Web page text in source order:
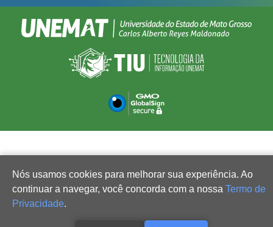
Nós usamos cookies para melhorar sua experiência. Ao
continuar a navegar, você concorda com a nossa Termo de
Privacidade.